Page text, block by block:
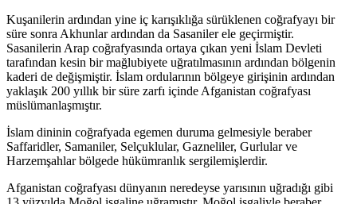
Kuşanilerin ardından yine iç karışıklığa sürüklenen coğrafyayı bir
süre sonra Akhunlar ardından da Sasaniler ele geçirmiştir.
Sasanilerin Arap coğrafyasında ortaya çıkan yeni İslam Devleti
tarafından kesin bir mağlubiyete uğratılmasının ardından bölgenin
kaderi de değişmiştir. İslam ordularının bölgeye girişinin ardından
yaklaşık 200 yıllık bir süre zarfı içinde Afganistan coğrafyası
müslümanlaşmıştır.
İslam dininin coğrafyada egemen duruma gelmesiyle beraber
Saffaridler, Samaniler, Selçuklular, Gazneliler, Gurlular ve
Harzemşahlar bölgede hükümranlık sergilemişlerdir.
Afganistan coğrafyası dünyanın neredeyse yarısının uğradığı gibi